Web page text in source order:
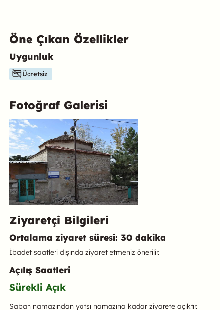
Öne Çıkan Özellikler
Bu mekanın öne çıkan özelliklerini aşağıda bulabilirsiniz.
Uygunluk
Ücretsiz
Fotoğraf Galerisi
Ziyaretçi Bilgileri
Ortalama ziyaret süresi: 30 dakika
İbadet saatleri dışında ziyaret etmeniz önerilir.
Açılış Saatleri
Sürekli Açık
Sabah namazından yatsı namazına kadar ziyarete açıktır.